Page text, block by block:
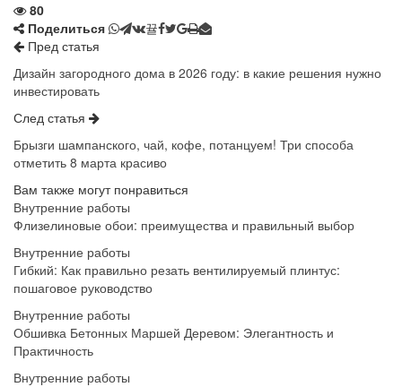
80
Поделиться
Пред статья
Дизайн загородного дома в 2026 году: в какие решения нужно
инвестировать
След статья
Брызги шампанского, чай, кофе, потанцуем! Три способа
отметить 8 марта красиво
Вам также могут понравиться
Внутренние работы
Флизелиновые обои: преимущества и правильный выбор
Внутренние работы
Гибкий: Как правильно резать вентилируемый плинтус:
пошаговое руководство
Внутренние работы
Обшивка Бетонных Маршей Деревом: Элегантность и
Практичность
Внутренние работы